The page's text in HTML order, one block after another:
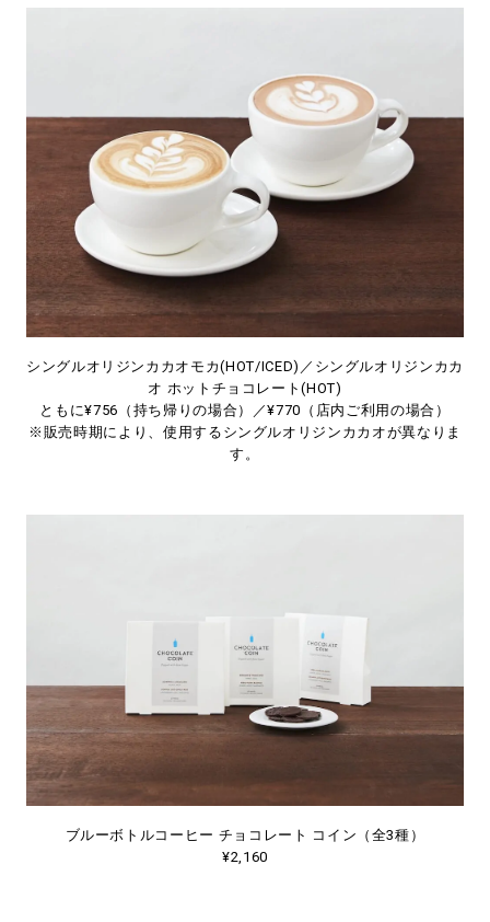
シングルオリジンカカオモカ(HOT/ICED)／シングルオリジンカカ
オ ホットチョコレート(HOT)
ともに¥756（持ち帰りの場合）／¥770（店内ご利用の場合）
※販売時期により、使用するシングルオリジンカカオが異なりま
す。
ブルーボトルコーヒー チョコレート コイン（全3種）
¥2,160